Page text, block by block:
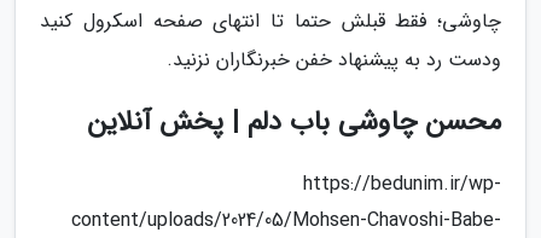
چاوشی؛ فقط قبلش حتما تا انتهای صفحه اسکرول کنید
ودست رد به پیشنهاد خفن خبرنگاران نزنید.
محسن چاوشی باب دلم | پخش آنلاین
https://bedunim.ir/wp-
content/uploads/2024/05/Mohsen-Chavoshi-Babe-